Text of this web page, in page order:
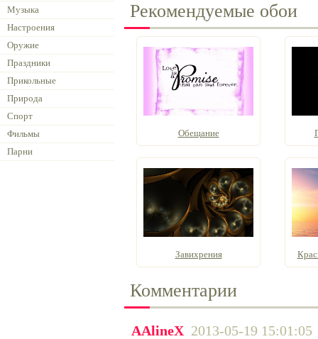
Музыка
Настроения
Оружие
Праздники
Прикольные
Природа
Спорт
Фильмы
Парни
Рекомендуемые обои
Обещание
Завихрения
Комментарии
AAlineX 2013-05-19 15:01:05